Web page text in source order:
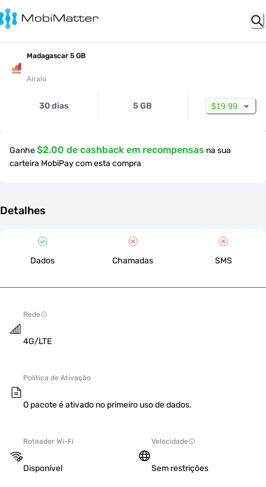
Madagascar 5 GB
Airalo
30 dias 5 GB $19.99
Ganhe$2.00 de cashback em recompensas na sua
carteira MobiPay com esta compra
Detalhes
Dados Chamadas SMS
Rede
4G/LTE
Política de Ativação
O pacote é ativado no primeiro uso de dados.
Roteador Wi-Fi
Disponível
Velocidade
Sem restrições